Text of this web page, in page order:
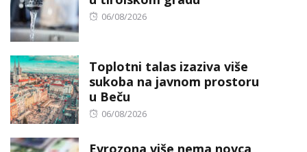
Posted
06/08/2026
Toplotni talas izaziva više
sukoba na javnom prostoru
u Beču
Posted
06/08/2026